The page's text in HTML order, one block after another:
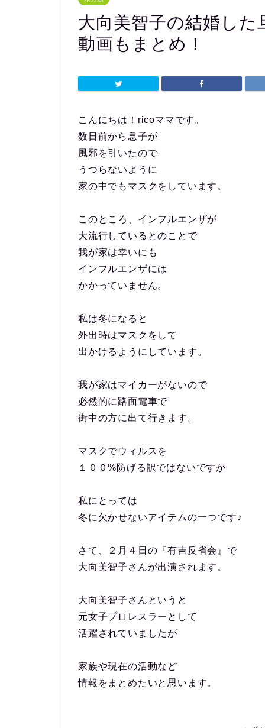
大向美智子の結婚し
動画もまとめ！
こんにちは！ricoママです。
数日前から息子が
風邪を引いたので
うつらないように
家の中でもマスクをしています。
このところ、インフルエンザが
大流行しているとのことで
我が家は幸いにも
インフルエンザには
かかっていません。
私は冬になると
外出時はマスクをして
出かけるようにしています。
我が家はマイカーがないので
必然的に路面電車で
街中の方に出て行きます。
マスクでウィルスを
１００%防げる訳ではないですが
私にとっては
冬に欠かせないアイテムの一つです♪
さて、２月４日の『有吉反省会』で
大向美智子さんが出演されます。
大向美智子さんというと
元女子プロレスラーとして
活躍されていましたが
家族や現在の活動など
情報をまとめたいと思います。